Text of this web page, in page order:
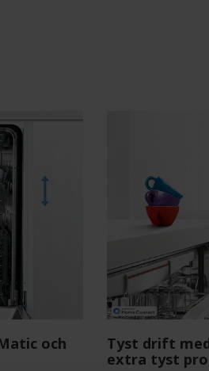
och
Tyst drift
extra tyst